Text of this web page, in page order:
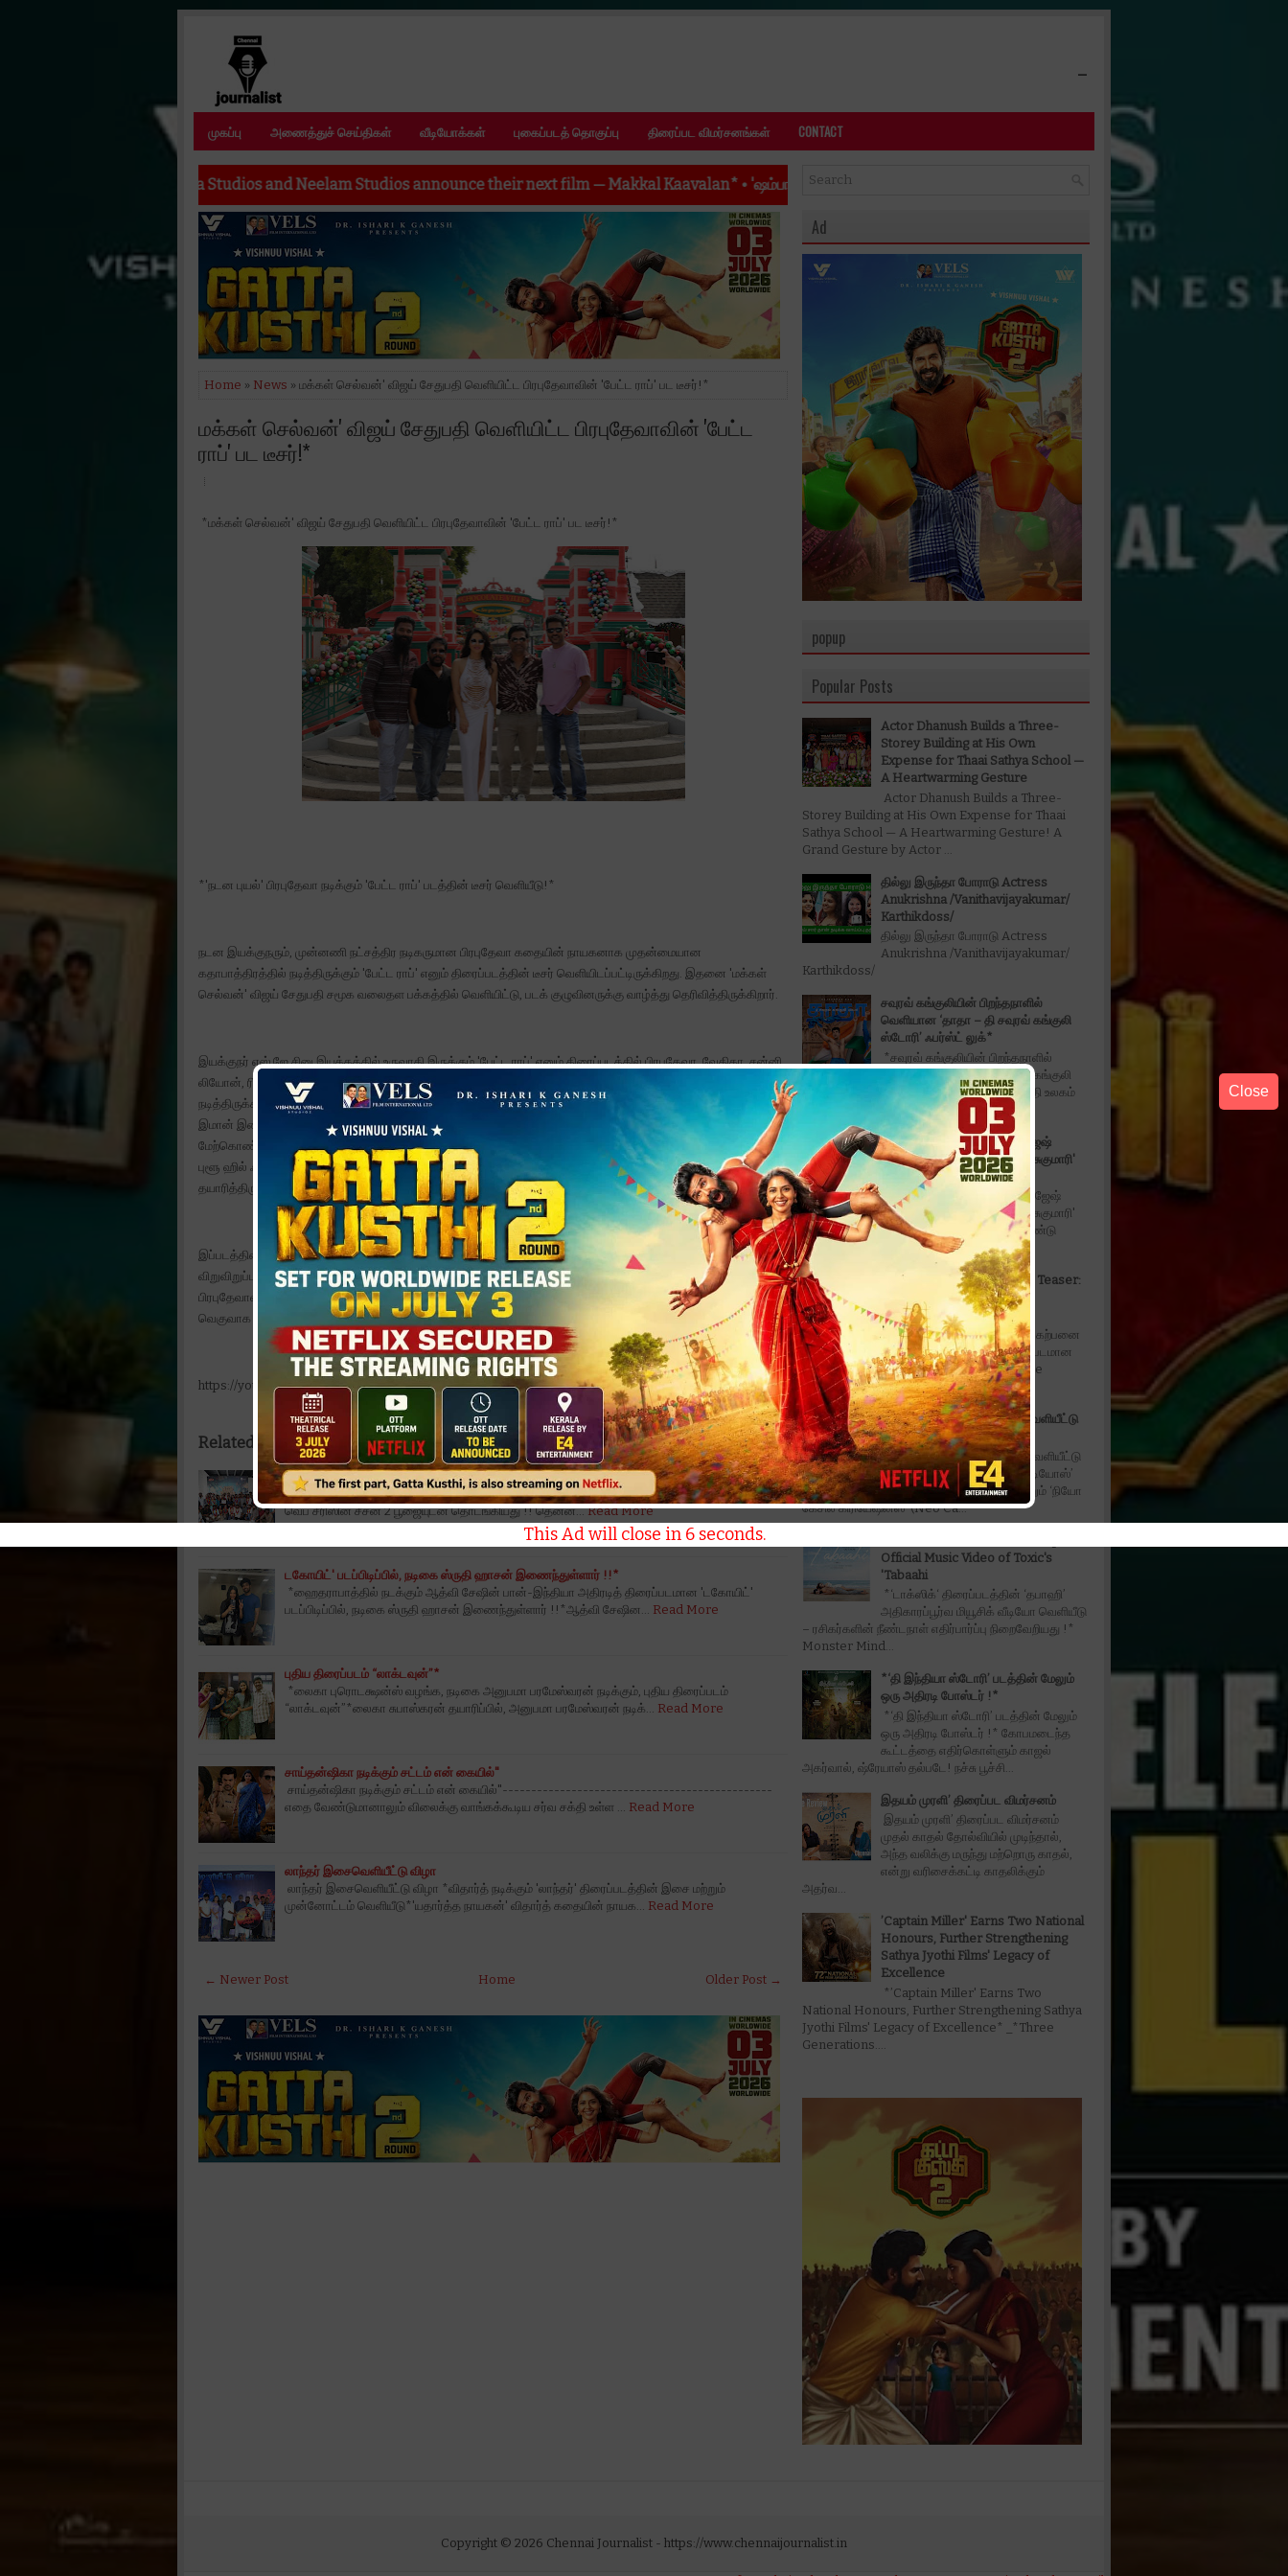
-
முகப்பு அணைத்துச் செய்திகள் வீடியோக்கள் புகைப்படத் தொகுப்பு திரைப்பட விமர்சனங்கள் CONTACT
Studios and Neelam Studios announce their next film — Makkal Kaavalan*•'ஷம்பாலா' வெற்றிக் கூட்டணியின் அடுத்த பிரம்மாண்ட படைப்பு... சந்தீப் கிஷனின் சோஷியோ ஃபேண்டஸி திரைப்படம்
Home » News » மக்கள் செல்வன்' விஜய் சேதுபதி வெளியிட்ட பிரபுதேவாவின் 'பேட்ட ராப்' பட டீசர்!*
மக்கள் செல்வன்' விஜய் சேதுபதி வெளியிட்ட பிரபுதேவாவின் 'பேட்ட
ராப்' பட டீசர்!*
*மக்கள் செல்வன்' விஜய் சேதுபதி வெளியிட்ட பிரபுதேவாவின் 'பேட்ட ராப்' பட டீசர்!*
*'நடன புயல்' பிரபுதேவா நடிக்கும் 'பேட்ட ராப்' படத்தின் டீசர் வெளியீடு!*
நடன இயக்குநரும், முன்னணி நட்சத்திர நடிகருமான பிரபுதேவா கதையின் நாயகனாக முதன்மையான
கதாபாத்திரத்தில் நடித்திருக்கும் 'பேட்ட ராப்' எனும் திரைப்படத்தின் டீசர் வெளியிடப்பட்டிருக்கிறது. இதனை 'மக்கள்
செல்வன்' விஜய் சேதுபதி சமூக வலைதள பக்கத்தில் வெளியிட்டு, படக் குழுவினருக்கு வாழ்த்து தெரிவித்திருக்கிறார்.
இயக்குநர் எஸ் ஜே சினு இயக்கத்தில் உருவாகி இருக்கும் 'பேட்ட ராப்' எனும் திரைப்படத்தில் பிரபுதேவா, வேதிகா, சன்னி
லியோன், ரியாஸ் கான், மைம் கோபி, ரமேஷ் திலக், பகவதி பெருமாள், விவேக் பிரசன்னா உள்ளிட்ட பலர்
நடித்திருக்கிறார்கள். பி கே தினில் கதை எழுதி இருக்கும் இந்த திரைப்படத்திற்கு ஜித்து தாமோதர் ஒளிப்பதிவு செய்ய, டி.
இமான் இசையமைத்திருக்கிறார். A.R மோகன் கலை இயக்கத்தை கவனிக்க பட தொகுப்பு பணிகளை நிஷாத் யூசுப்
மேற்கொண்டிருக்கிறார். இன்னிசையுடன் கூடிய ஆக்சன் என்டர்டெய்னராக தயாராகி இருக்கும் இந்த திரைப்படத்தை
புளூ ஹில் ஃபிலிம்ஸ் மற்றும் புளூ ஹில் நைல் கம்யூனிகேஷன் நிறுவனம் சார்பில் தயாரிப்பாளர் ஜோபி பி. சாம்
தயாரித்திருக்கிறார்.
இப்படத்தின் படப்பிடிப்பு பணிகள் நிறைவடைந்து தற்போது படப்பிடிப்புக்கு பிந்தைய இறுதி கட்ட தொழில்நுட்ப பணிகள்
விறுவிறுப்பாக நடைபெற்று வருகிறது. இந்நிலையில் படத்தின் டீசர் வெளியிடப்பட்டிருக்கிறது. இந்த டீசரில் நடனப்புயல்
பிரபுதேவாவின் அசத்தலான நடனமும் , ஆக்சன் காட்சிகளும், வேதிகாவின் வித்தியாசமான தோற்றமும்.. ரசிகர்களை
வெகுவாக ஈர்த்திருக்கிறது.
https://youtu.be/2Rq6aszRoLI
Related Posts:
ஆஹா வழங்கும் ‘வேற மாறி ஆபீஸ் - சீசன் 2’ இனிதே துவங்கியது !
ஆஹா வழங்கும் ‘வேற மாறி ஆபீஸ் - சீசன் 2’ இனிதே துவங்கியது !வெற்றிகரமான ‘வேற மாறி ஆபீஸ்’
வெப் சீரிஸின் சீசன் 2 பூஜையுடன் தொடங்கியது !! தென்ன… Read More
டகோயிட்' படப்பிடிப்பில், நடிகை ஸ்ருதி ஹாசன் இணைந்துள்ளார் !!*
*ஹைதராபாத்தில் நடக்கும் ஆத்வி சேஷின் பான்-இந்தியா அதிரடித் திரைப்படமான 'டகோயிட்'
படப்பிடிப்பில், நடிகை ஸ்ருதி ஹாசன் இணைந்துள்ளார் !!*ஆத்வி சேஷின… Read More
புதிய திரைப்படம் “லாக்டவுன்”*
*லைகா புரொடக்ஷன்ஸ் வழங்க, நடிகை அனுபமா பரமேஸ்வரன் நடிக்கும், புதிய திரைப்படம்
“லாக்டவுன்”*லைகா சுபாஸ்கரன் தயாரிப்பில், அனுபமா பரமேஸ்வரன் நடிக்… Read More
சாய்தன்ஷிகா நடிக்கும் சட்டம் என் கையில்"
சாய்தன்ஷிகா நடிக்கும் சட்டம் என் கையில்"-----------------------------------------------
எதை வேண்டுமானாலும் விலைக்கு வாங்கக்கூடிய சர்வ சக்தி உள்ள … Read More
லாந்தர் இசைவெளியீட்டு விழா
லாந்தர் இசைவெளியீட்டு விழா *விதார்த் நடிக்கும் 'லாந்தர்' திரைப்படத்தின் இசை மற்றும்
முன்னோட்டம் வெளியீடு*'யதார்த்த நாயகன்' விதார்த் கதையின் நாயக… Read More
← Newer Post Older Post →
Home
Ad
popup
Close
This Ad will close in 4 seconds.
Popular Posts
Actor Dhanush Builds a Three-
Storey Building at His Own
Expense for Thaai Sathya School —
A Heartwarming Gesture
Actor Dhanush Builds a Three-
Storey Building at His Own Expense for Thaai
Sathya School — A Heartwarming Gesture! A
Grand Gesture by Actor ...
தில்லு இருந்தா போராடு Actress
Anukrishna /Vanithavijayakumar/
Karthikdoss/
தில்லு இருந்தா போராடு Actress
Anukrishna /Vanithavijayakumar/
Karthikdoss/
சவுரவ் கங்குலியின் பிறந்தநாளில்
வெளியான ‘தாதா – தி சவுரவ் கங்குலி
ஸ்டோரி’ ஃபர்ஸ்ட் லுக்*
*சவுரவ் கங்குலியின் பிறந்தநாளில்
வெளியான ‘தாதா – தி சவுரவ் கங்குலி
ஸ்டோரி’ ஃபர்ஸ்ட் லுக்* *2027 மே 14-ஆம் தேதி உலகம்
முழுவதும் திரையரங்குகள...
நடிகர் திரு வீர் - ஐஸ்வர்யா ராஜேஷ்
இணைந்து நடித்திருக்கும் 'ஓ ! சுகுமாரி'
படத்தின் ட்ரெய்லர் வெளியீடு
*நடிகர் திரு வீர் - ஐஸ்வர்யா ராஜேஷ்
இணைந்து நடித்திருக்கும் 'ஓ ! சுகுமாரி'
படத்தின் ட்ரெய்லர் வெளியீடு* டீசர் மற்றும் இரண்டு
பாடல்க...
Don't Trouble The Trouble Teaser:
Fahadh Faasil in fantasy
entertainer*
*நடிகர் ஃபஹத் பாசில் நடிப்பில் கற்பனை
கலந்த பொழுதுபோக்கு திரைப்படமான
'டோன்ட் ட்ரபிள் தி ட்ரபிள் - Don't Trouble The
Trouble' பட...
*‘அன்பே டயானா’ டிரெய்லர் வெளியீட்டு
விழா
*‘அன்பே டயானா’ டிரெய்லர் வெளியீட்டு
விழா!!* ‘மில்லியன் டாலர் ஸ்டுடியோஸ்’
(Million Dollar Studios) மற்றும் ‘நியோ
கேசில் கிரியேஷன்ஸ்’ (Neo Ca...
Official Music Video of Toxic's
'Tabaahi
*‘டாக்ஸிக்‘ திரைப்படத்தின் ‘தபாஹி’
அதிகாரப்பூர்வ மியூசிக் வீடியோ வெளியீடு
– ரசிகர்களின் நீண்டநாள் எதிர்பார்ப்பு நிறைவேறியது !*
Monster Mind...
*‘தி இந்தியா ஸ்டோரி’ படத்தின் மேலும்
ஒரு அதிரடி போஸ்டர் !*
*‘தி இந்தியா ஸ்டோரி’ படத்தின் மேலும்
ஒரு அதிரடி போஸ்டர் !* கோபமடைந்த
கூட்டத்தை எதிர்கொள்ளும் காஜல்
அகர்வால், ஷ்ரேயாஸ் தல்படே! நச்சு பூச்சி...
இதயம் முரளி’ திரைப்பட விமர்சனம்
இதயம் முரளி’ திரைப்பட விமர்சனம்
முதல் காதல் தோல்வியில் முடிந்தால்,
அந்த வலிக்கு மருந்து மற்றொரு காதல்,
என்று வரிசைக்கட்டி காதலிக்கும்
அதர்வ...
’Captain Miller' Earns Two National
Honours, Further Strengthening
Sathya Jyothi Films' Legacy of
Excellence
*’Captain Miller' Earns Two
National Honours, Further Strengthening Sathya
Jyothi Films' Legacy of Excellence* _*Three
Generations....
Copyright © 2026 Chennai Journalist - https://www.chennaijournalist.in